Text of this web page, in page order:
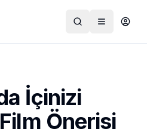
İçinizi
Önerisi